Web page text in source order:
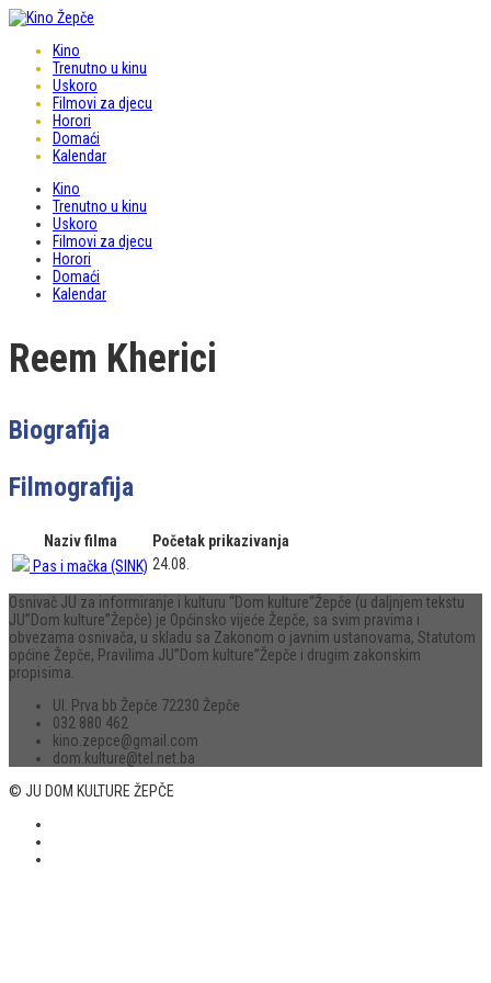
Kino
Trenutno u kinu
Uskoro
Filmovi za djecu
Horori
Domaći
Kalendar
Kino
Trenutno u kinu
Uskoro
Filmovi za djecu
Horori
Domaći
Kalendar
Reem Kherici
Biografija
Filmografija
Naziv filma
Početak prikazivanja
Pas i mačka (SINK) 24.08.
Osnivač JU za informiranje i kulturu “Dom kulture“Žepče (u daljnjem tekstu
JU”Dom kulture”Žepče) je Općinsko vijeće Žepče, sa svim pravima i
obvezama osnivača, u skladu sa Zakonom o javnim ustanovama, Statutom
općine Žepče, Pravilima JU”Dom kulture”Žepče i drugim zakonskim
propisima.
Ul. Prva bb Žepče 72230 Žepče
032 880 462
kino.zepce@gmail.com
dom.kulture@tel.net.ba
© JU DOM KULTURE ŽEPČE